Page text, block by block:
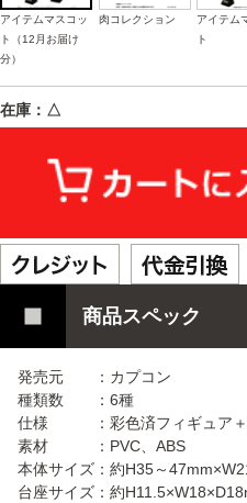
アイテムマスコッ
ト（12月お届け
分）
肉コレクション
アイテム
ト
在庫：△
商品スペック
発売元 ：カプコン
種類数 ：6種
仕様 ：彩色済フィギュア＋
素材 ：PVC、ABS
本体サイズ：約H35～
台座サイズ：約